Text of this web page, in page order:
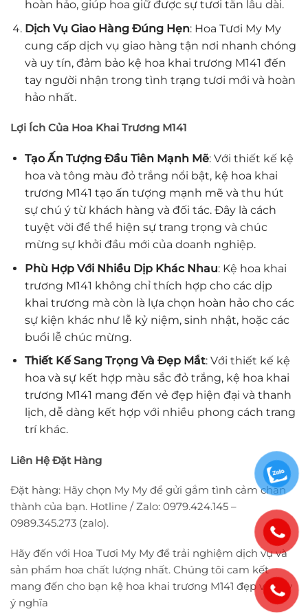
hoàn hảo, giúp hoa giữ được sự tươi tắn lâu dài.
Dịch Vụ Giao Hàng Đúng Hẹn: Hoa Tươi My My
cung cấp dịch vụ giao hàng tận nơi nhanh chóng
và uy tín, đảm bảo kệ hoa khai trương M141 đến
tay người nhận trong tình trạng tươi mới và hoàn
hảo nhất.
Lợi Ích Của Hoa Khai Trương M141
Tạo Ấn Tượng Đầu Tiên Mạnh Mẽ: Với thiết kế kệ
hoa và tông màu đỏ trắng nổi bật, kệ hoa khai
trương M141 tạo ấn tượng mạnh mẽ và thu hút
sự chú ý từ khách hàng và đối tác. Đây là cách
tuyệt vời để thể hiện sự trang trọng và chúc
mừng sự khởi đầu mới của doanh nghiệp.
Phù Hợp Với Nhiều Dịp Khác Nhau: Kệ hoa khai
trương M141 không chỉ thích hợp cho các dịp
khai trương mà còn là lựa chọn hoàn hảo cho các
sự kiện khác như lễ kỷ niệm, sinh nhật, hoặc các
buổi lễ chúc mừng.
Thiết Kế Sang Trọng Và Đẹp Mắt: Với thiết kế kệ
hoa và sự kết hợp màu sắc đỏ trắng, kệ hoa khai
trương M141 mang đến vẻ đẹp hiện đại và thanh
lịch, dễ dàng kết hợp với nhiều phong cách trang
trí khác.
Liên Hệ Đặt Hàng
Đặt hàng: Hãy chọn My My để gửi gắm tình cảm chân
thành của bạn. Hotline / Zalo: 0979.424.145 –
0989.345.273 (zalo).
Hãy đến với Hoa Tươi My My để trải nghiệm dịch vụ và
sản phẩm hoa chất lượng nhất. Chúng tôi cam kết
mang đến cho bạn kệ hoa khai trương M141 đẹp và đầy
ý nghĩa